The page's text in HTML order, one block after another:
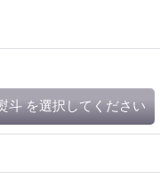
斗 を選択してください